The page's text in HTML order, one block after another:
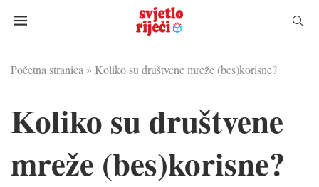
Početna stranica » Koliko su društvene mreže (bes)korisne?
Koliko su društvene
mreže (bes)korisne?